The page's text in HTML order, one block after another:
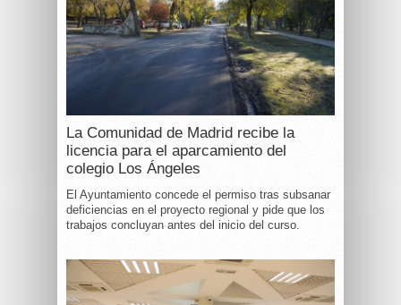
La Comunidad de Madrid recibe la
licencia para el aparcamiento del
colegio Los Ángeles
El Ayuntamiento concede el permiso tras subsanar
deficiencias en el proyecto regional y pide que los
trabajos concluyan antes del inicio del curso.